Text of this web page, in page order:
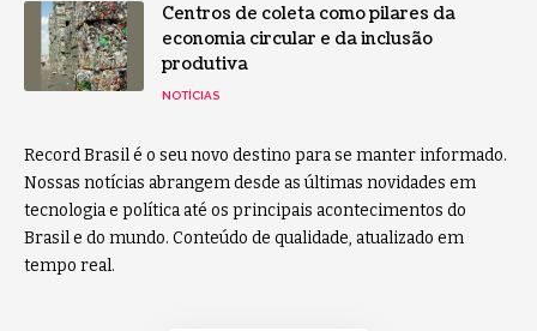
Centros de coleta como pilares da
economia circular e da inclusão
produtiva
NOTÍCIAS
Record Brasil é o seu novo destino para se manter informado.
Nossas notícias abrangem desde as últimas novidades em
tecnologia e política até os principais acontecimentos do
Brasil e do mundo. Conteúdo de qualidade, atualizado em
tempo real.